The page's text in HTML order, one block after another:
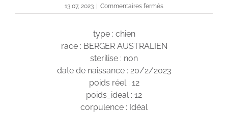
13 07, 2023 Commentaires ferméssur
USKO
type : chien
race : BERGER AUSTRALIEN
sterilise : non
date de naissance : 20/2/2023
poids réel : 12
poids_ideal : 12
corpulence : Idéal